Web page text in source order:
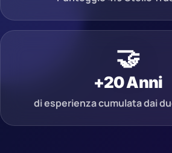
🤝
+20 Anni
di esperienza cumulata dai